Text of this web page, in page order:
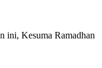
ini, Kesuma Ramadhan